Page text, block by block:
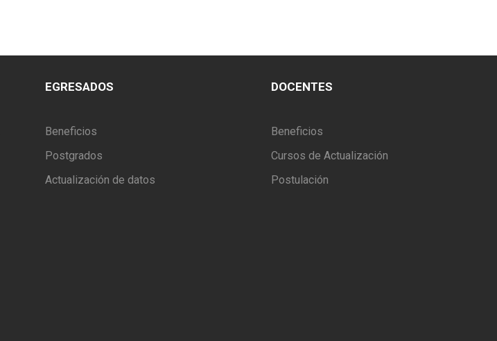
EGRESADOS
Beneficios
Postgrados
Actualización de datos
DOCENTES
Beneficios
Cursos de Actualización
Postulación